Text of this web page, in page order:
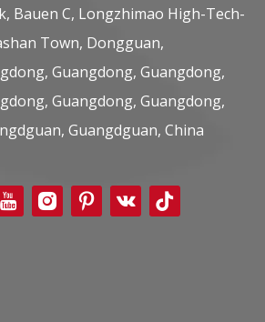
Bauen C, Longzhimao High-Tech-
Town, Dongguan,
Guangdong, Guangdong,
Guangdong, Guangdong,
Guangdguan, China